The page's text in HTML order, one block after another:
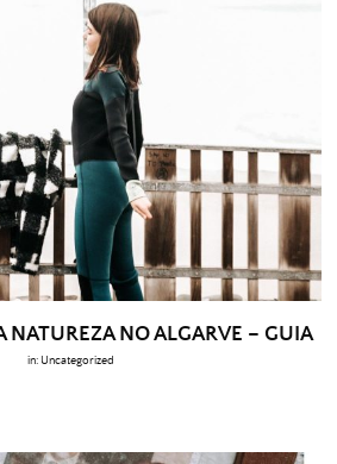
NATUREZA NO ALGARVE – GUIA
in: Uncategorized